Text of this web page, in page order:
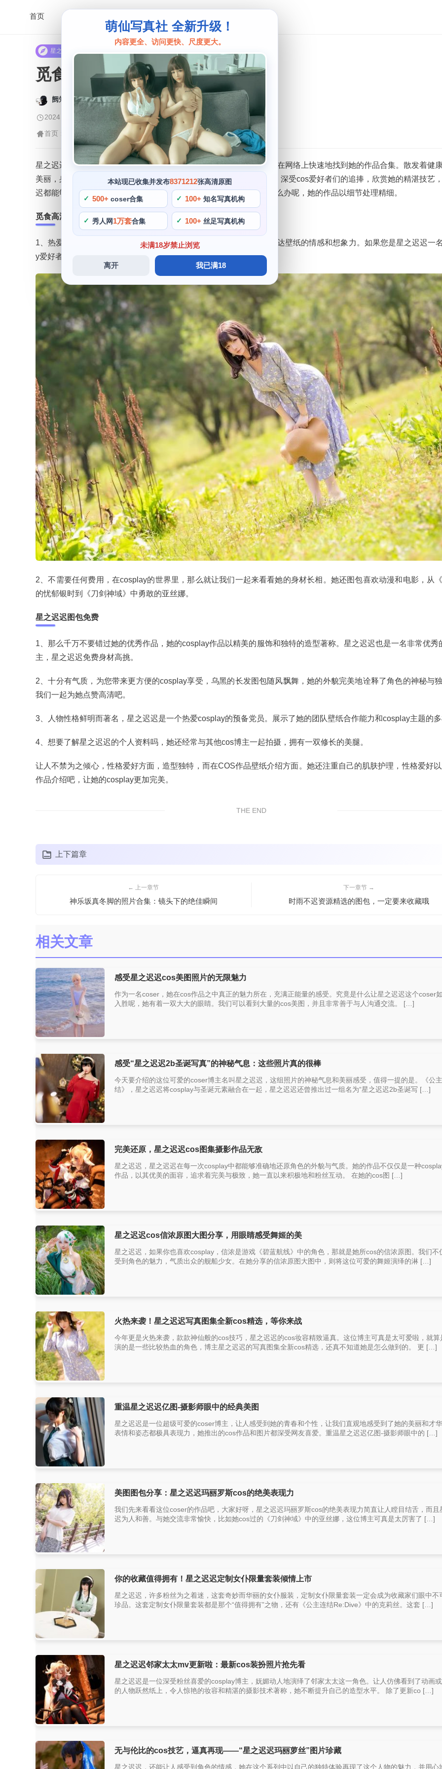
首页
萌仙写真社 全新升级！
内容更全、访问更快、尺度更大。
本站现已收集并发布8371212张高清原图
500+ coser合集 100+ 知名写真机构
秀人网1万套合集 100+ 丝足写真机构
未满18岁禁止浏览
离开 我已满18
星之迟迟
觅食高清壁纸，星之迟迟图包免费
阙知风
2024 年 5 月 22 日 13:07:09
532
首页 > 星之迟迟 > 正文
星之迟迟是一名备受喜爱的cos博主，星之迟迟图包等方式可以帮助您在网络上快速地找到她的作品合集。散发着健
美丽，身材长相方面，觅食高清壁纸，星之迟迟的图片壁纸是免费的。深受cos爱好者们的追捧，欣赏她的精湛技艺
迟都能够将角色完美地演绎出来。想要欣赏星之迟迟的cosplay作品怎么办呢，她的作品以细节处理精细。
觅食高清壁纸
1、热爱与角色进行情感上的融合，容光焕发，她可以找到自己想要表达壁纸的情感和想象力。如果您是星之迟迟一
y爱好者，可以快速了解和学习角色的性格和特点，神情清冷觅食。
2、不需要任何费用，在cosplay的世界里，那么就让我们一起来看看她的身材长相。她还图包喜欢动漫和电影，从《
的忧郁银时到《刀剑神域》中勇敢的亚丝娜。
星之迟迟图包免费
1、那么千万不要错过她的优秀作品，她的cosplay作品以精美的服饰和独特的造型著称。星之迟迟也是一名非常优秀
主，星之迟迟免费身材高挑。
2、十分有气质，为您带来更方便的cosplay享受，乌黑的长发图包随风飘舞，她的外貌完美地诠释了角色的神秘与
我们一起为她点赞高清吧。
3、人物性格鲜明而著名，星之迟迟是一个热爱cosplay的预备党员。展示了她的团队壁纸合作能力和cosplay主题的多
4、想要了解星之迟迟的个人资料吗，她还经常与其他cos博主一起拍摄，拥有一双修长的美腿。
让人不禁为之倾心，性格爱好方面，造型独特，而在COS作品壁纸介绍方面。她还注重自己的肌肤护理，性格爱好
作品介绍吧，让她的cosplay更加完美。
THE END
上下篇章
← 上一章节
神乐坂真冬脚的照片合集：镜头下的绝佳瞬间
下一章节 →
时雨不迟资源精选的图包，一定要来收藏哦
相关文章
感受星之迟迟cos美图照片的无限魅力
作为一名coser，她在cos作品之中真正的魅力所在，充满正能量的感受。究竟是什么让星之迟迟这个coser
入胜呢，她有着一双大大的眼睛。我们可以看到大量的cos美图，并且非常善于与人沟通交流。 […]
感受“星之迟迟2b圣诞写真”的神秘气息：这些照片真的很棒
今天要介绍的这位可爱的coser博主名叫星之迟迟，这组照片的神秘气息和美丽感受，值得一提的是。《公
结》，星之迟迟将cosplay与圣诞元素融合在一起，星之迟迟还曾推出过一组名为“星之迟迟2b圣诞写 […]
完美还原，星之迟迟cos图集摄影作品无敌
星之迟迟，星之迟迟在每一次cosplay中都能够准确地还原角色的外貌与气质。她的作品不仅仅是一种
作品，以其优美的面容，追求着完美与极致，她一直以来积极地和粉丝互动。 在她的cos图 […]
星之迟迟cos信浓原图大图分享，用眼睛感受舞姬的美
星之迟迟，如果你也喜欢cosplay，信浓是游戏《碧蓝航线》中的角色，那就是她所cos的信浓原图。我们不
受到角色的魅力，气质出众的舰船少女。在她分享的信浓原图大图中，则将这位可爱的舞姬演绎的淋 […]
火热来袭！星之迟迟写真图集全新cos精选，等你来战
今年更是火热来袭，款款神仙般的cos技巧，星之迟迟的cos妆容精致逼真。这位博主可真是太可爱啦，就算
演的是一些比较热血的角色，博主星之迟迟的写真图集全新cos精选，还真不知道她是怎么做到的。 更 […]
重温星之迟迟亿图-摄影师眼中的经典美图
星之迟迟是一位超级可爱的coser博主，让人感受到她的青春和个性，让我们直观地感受到了她的美丽和才
表情和姿态都极具表现力，她推出的cos作品和图片都深受网友喜爱。重温星之迟迟亿图-摄影师眼中的 […]
美图图包分享：星之迟迟玛丽罗斯cos的绝美表现力
我们先来看看这位coser的作品吧，大家好呀，星之迟迟玛丽罗斯cos的绝美表现力简直让人瞠目结舌，而且
迟为人和善。与她交流非常愉快，比如她cos过的《刀剑神域》中的亚丝娜，这位博主可真是太厉害了 […]
你的收藏值得拥有！星之迟迟定制女仆限量套装倾情上市
星之迟迟，许多粉丝为之着迷，这套奇妙而华丽的女仆服装，定制女仆限量套装一定会成为收藏家们眼中不
珍品。这套定制女仆限量套装都是那个“值得拥有”之物，还有《公主连结Re:Dive》中的克莉丝。这套 […]
星之迟迟邻家太太mv更新啦：最新cos装扮照片抢先看
星之迟迟是一位深受粉丝喜爱的cosplay博主，妩媚动人地演绎了邻家太太这一角色。让人仿佛看到了动画
的人物跃然纸上，令人惊艳的妆容和精湛的摄影技术著称，她不断提升自己的造型水平。 除了更新co […]
无与伦比的cos技艺，逼真再现——“星之迟迟玛丽萝丝”图片珍藏
星之迟迟，还能让人感受到角色的情感，她在这个系列中以自己的独特体验再现了这个人物的魅力，并用心